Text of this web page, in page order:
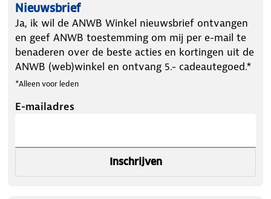
Nieuwsbrief
Ja, ik wil de ANWB Winkel nieuwsbrief ontvangen
en geef ANWB toestemming om mij per e-mail te
benaderen over de beste acties en kortingen uit de
ANWB (web)winkel en ontvang 5.- cadeautegoed.*
*Alleen voor leden
E-mailadres
Inschrijven